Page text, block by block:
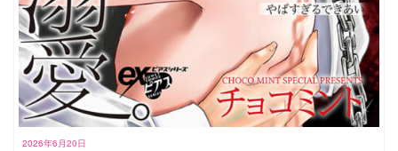
2026年6月20日